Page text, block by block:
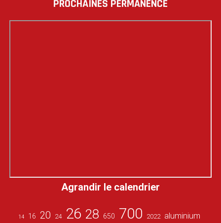
PROCHAINES PERMANENCE
Agrandir le calendrier
14 16 20 24 26 28 650 700 2022 aluminium